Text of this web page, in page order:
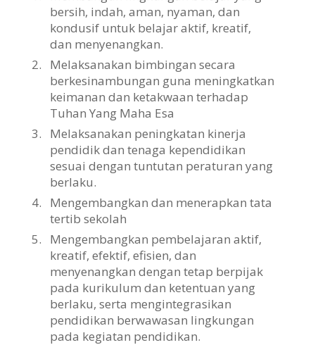
bersih, indah, aman, nyaman, dan
kondusif untuk belajar aktif, kreatif,
dan menyenangkan.
2.
Melaksanakan bimbingan secara
berkesinambungan guna meningkatkan
keimanan dan ketakwaan terhadap
Tuhan Yang Maha Esa
3.
Melaksanakan peningkatan kinerja
pendidik dan tenaga kependidikan
sesuai dengan tuntutan peraturan yang
berlaku.
4.
Mengembangkan dan menerapkan tata
tertib sekolah
5.
Mengembangkan pembelajaran aktif,
kreatif, efektif, efisien, dan
menyenangkan dengan tetap berpijak
pada kurikulum dan ketentuan yang
berlaku, serta mengintegrasikan
pendidikan berwawasan lingkungan
pada kegiatan pendidikan.